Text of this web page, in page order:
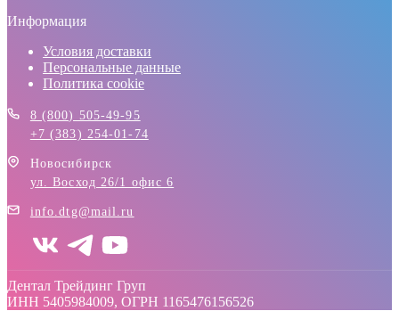
Информация
Условия доставки
Персональные данные
Политика cookie
8 (800) 505-49-95
+7 (383) 254-01-74
Новосибирск
ул. Восход 26/1 офис 6
info.dtg@mail.ru
Дентал Трейдинг Груп
ИНН 5405984009, ОГРН 1165476156526